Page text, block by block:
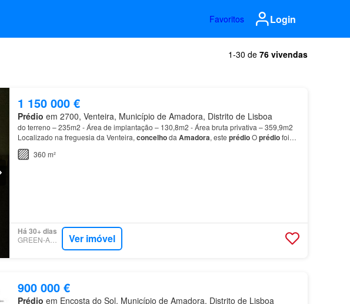
Favoritos Login
1-30 de 76 vivendas
1 150 000 €
Prédio em 2700, Venteira, Município de Amadora, Distrito de Lisboa
do terreno – 235m2 - Área de implantação – 130,8m2 - Área bruta privativa – 359,9m2
Localizado na freguesia da Venteira, concelhoda Amadora, este prédioOprédiofoi
totalmente reabilitado em 2006 e com pintura de fachadas e…
360 m²
Há 30+ dias
GREEN-ACRES Ver imóvel
900 000 €
Prédio em Encosta do Sol, Município de Amadora, Distrito de Lisboa